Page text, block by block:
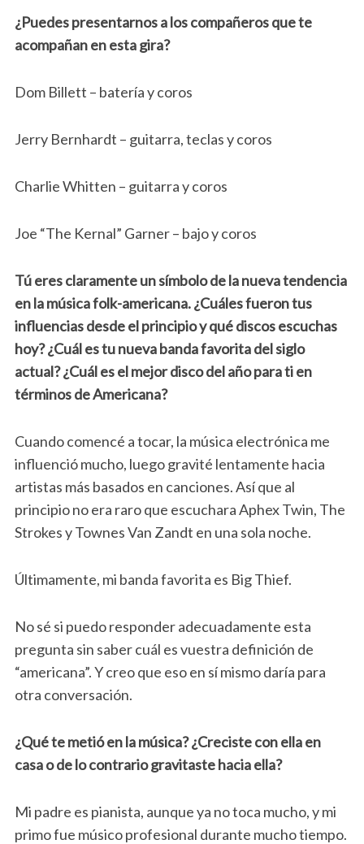
¿Puedes presentarnos a los compañeros que te
acompañan en esta gira?
Dom Billett – batería y coros
Jerry Bernhardt – guitarra, teclas y coros
Charlie Whitten – guitarra y coros
Joe “The Kernal” Garner – bajo y coros
Tú eres claramente un símbolo de la nueva tendencia
en la música folk-americana. ¿Cuáles fueron tus
influencias desde el principio y qué discos escuchas
hoy? ¿Cuál es tu nueva banda favorita del siglo
actual? ¿Cuál es el mejor disco del año para ti en
términos de Americana?
Cuando comencé a tocar, la música electrónica me
influenció mucho, luego gravité lentamente hacia
artistas más basados ​​en canciones. Así que al
principio no era raro que escuchara Aphex Twin, The
Strokes y Townes Van Zandt en una sola noche.
Últimamente, mi banda favorita es Big Thief.
No sé si puedo responder adecuadamente esta
pregunta sin saber cuál es vuestra definición de
“americana”. Y creo que eso en sí mismo daría para
otra conversación.
¿Qué te metió en la música? ¿Creciste con ella en
casa o de lo contrario gravitaste hacia ella?
Mi padre es pianista, aunque ya no toca mucho, y mi
primo fue músico profesional durante mucho tiempo.